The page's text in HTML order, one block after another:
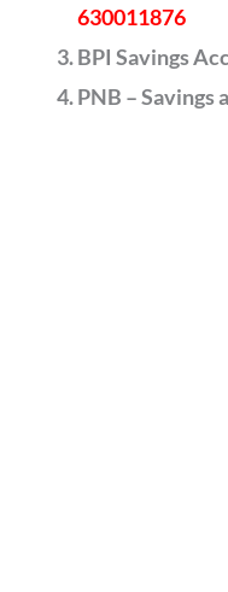
630011876
BPI Savings
PNB – Savings